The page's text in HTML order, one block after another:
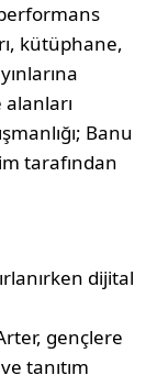
kütüphane,
Banu
tarafından
dijital
gençlere
tanıtım